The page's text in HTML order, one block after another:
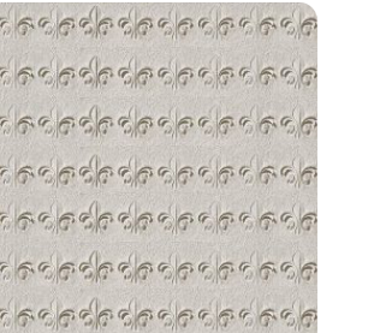
Add to
wishlist